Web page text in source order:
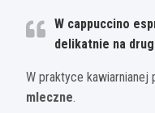
W cappuccino
delikatnie na
W praktyce
mleczne.